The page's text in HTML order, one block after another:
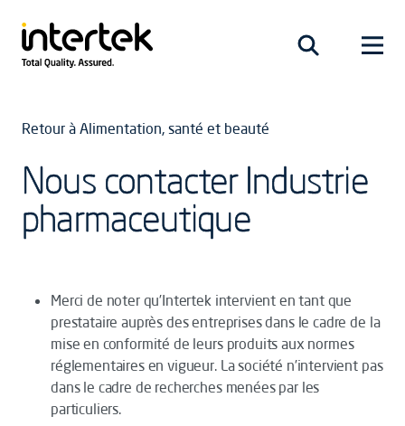
Retour à Alimentation, santé et beauté
Nous contacter Industrie
pharmaceutique
Merci de noter qu’Intertek intervient en tant que
prestataire auprès des entreprises dans le cadre de la
mise en conformité de leurs produits aux normes
réglementaires en vigueur. La société n’intervient pas
dans le cadre de recherches menées par les
particuliers.